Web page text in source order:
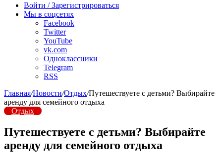
радио
Войти / Зарегистрироваться
Мы в соцсетях
Facebook
Twitter
YouTube
vk.com
Одноклассники
Telegram
RSS
Главная/Новости/Отдых/Путешествуете с детьми? Выбирайте
аренду для семейного отдыха
Отдых
Путешествуете с детьми? Выбирайте
аренду для семейного отдыха